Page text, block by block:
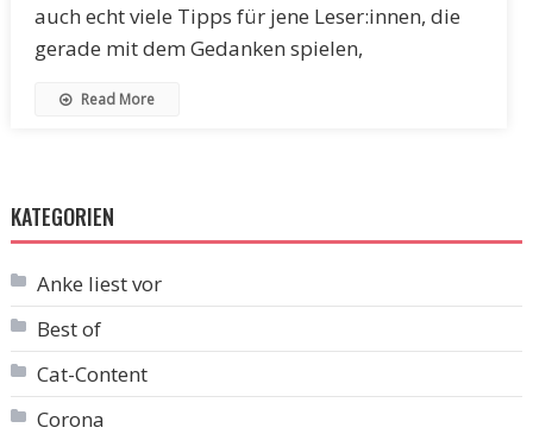
auch echt viele Tipps für jene Leser:innen, die
gerade mit dem Gedanken spielen,
Read More
KATEGORIEN
Anke liest vor
Best of
Cat-Content
Corona